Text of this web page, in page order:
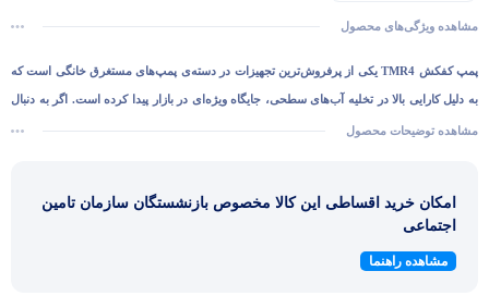
مشاهده ویژگی‌های محصول
پمپ کفکش TMR4 یکی از پرفروش‌ترین تجهیزات در دسته‌ی پمپ‌های مستغرق خانگی است که
به دلیل کارایی بالا در تخلیه آب‌های سطحی، جایگاه ویژه‌ای در بازار پیدا کرده است. اگر به دنبال
راهکاری سریع و مطمئن برای انتقال آب تمیز، تخلیه استخر یا مقابله با آب‌گرفتگی زیرزمین
پروانه این مدل پمپ ها از دونوع بسته وباز واز جنس stainless steel وآلومنیوم فشرده می باشد
الکتروموتور این پمپ ها کاملآضد نفوذ آب بوده ومی تواند حداکثر20m زیر آب کارکند
مشاهده توضیحات محصول
امکان خرید اقساطی این کالا مخصوص بازنشستگان سازمان تامین
اجتماعی
مشاهده راهنما